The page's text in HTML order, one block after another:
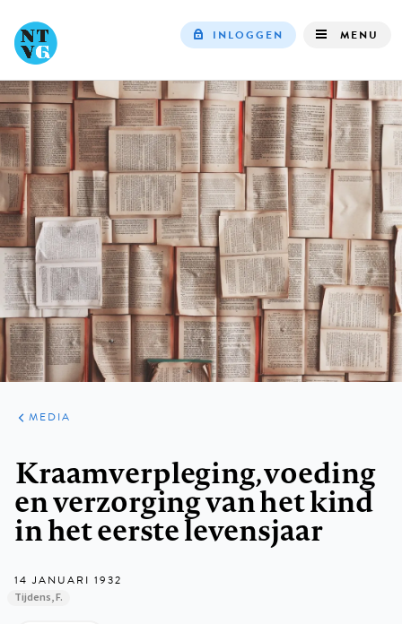
navigation
INLOGGEN MENU
ARTIKELEN
VARIA
MEDIA
Kraamverpleging, voeding
en verzorging van het kind
in het eerste levensjaar
14 JANUARI 1932
Tijdens, F.